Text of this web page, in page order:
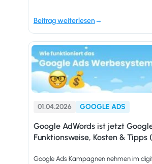
Beitrag weiterlesen
01.04.2026 GOOGLE ADS
Google AdWords ist jetzt
Funktionsweise, Kosten & Tipps
Google Ads Kampagnen nehmen im